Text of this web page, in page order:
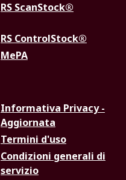
RS ScanStock®
RS ControlStock®
MePA
Informativa Privacy -
Aggiornata
Termini d'uso
Condizioni generali di
servizio